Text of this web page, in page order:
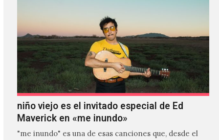
niño viejo es el invitado especial de Ed
Maverick en «me inundo»
"me inundo" es una de esas canciones que, desde el